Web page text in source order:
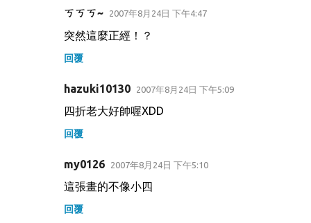
ㄎㄎㄎ~ 2007年8月24日 下午4:47
突然這麼正經！？
回覆
hazuki10130 2007年8月24日 下午5:09
四折老大好帥喔XDD
回覆
my0126 2007年8月24日 下午5:10
這張畫的不像小四
回覆